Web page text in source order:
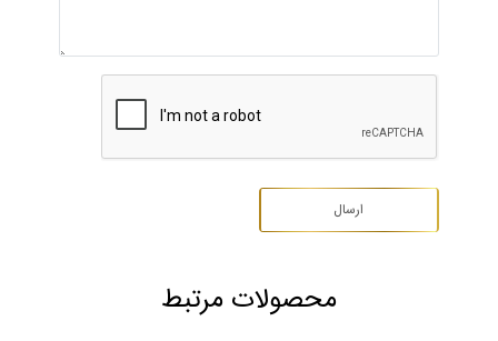
محصولات مرتبط